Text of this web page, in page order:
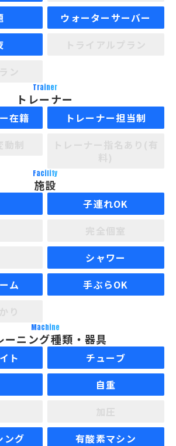
ウォーターサーバー
Trainer
トレーナー
在籍
トレーナー担当制
Facility
施設
子連れOK
シャワー
ム
手ぶらOK
Machine
ーニング種類・器具
ト
チューブ
自重
ング
有酸素マシン